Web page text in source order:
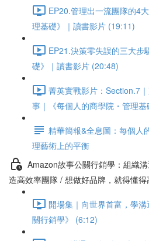
EP20.管理出一流團隊的4
理基礎》｜讀書影片 (19:11)
EP21.決策零失誤的三大步
礎》｜讀書影片 (20:48)
菁英實戰影片：Section.7
事｜《每個人的商學院・管理
精華簡報&全息圖：每個人
理藝術上的平衡
Amazon故事公關行銷學：組織
造高效率團隊 / 想做好品牌，就得懂
開場集｜向世界首富，學
關行銷學》 (6:12)